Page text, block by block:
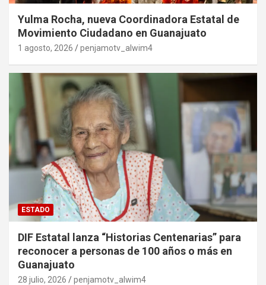
Yulma Rocha, nueva Coordinadora Estatal de
Movimiento Ciudadano en Guanajuato
1 agosto, 2026 penjamotv_alwim4
ESTADO
DIF Estatal lanza “Historias Centenarias” para
reconocer a personas de 100 años o más en
Guanajuato
28 julio, 2026 penjamotv_alwim4